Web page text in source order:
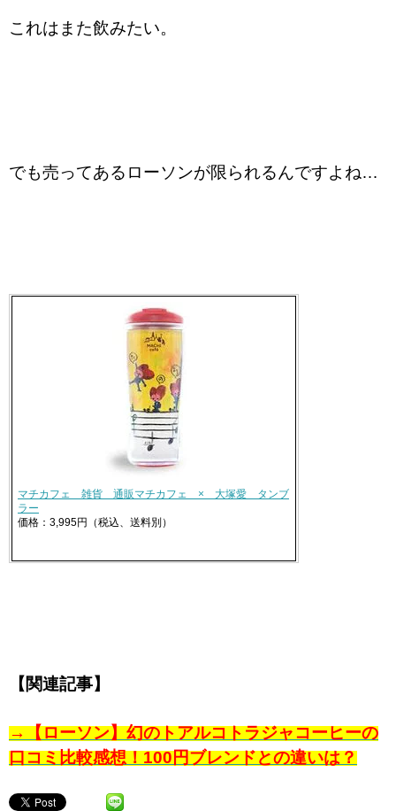
これはまた飲みたい。
でも売ってあるローソンが限られるんですよね…
マチカフェ 雑貨 通販マチカフェ × 大塚愛 タンブ
ラー
価格：3,995円（税込、送料別）
【関連記事】
→【ローソン】幻のトアルコトラジャコーヒーの
口コミ比較感想！100円ブレンドとの違いは？